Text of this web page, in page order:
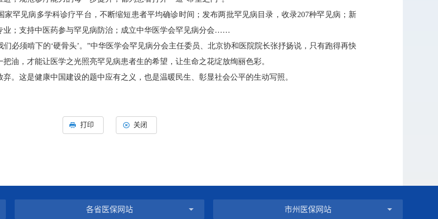
见病多学科诊疗平台，不断缩短患者平均确诊时间；发布两批罕见病目录，收录207种罕见病；新
业；支持中医药参与罕见病防治；成立中华医学会罕见病分会……
须啃下的‘硬骨头’。”中华医学会罕见病分会主任委员、北京协和医院院长张抒扬说，只有跑得再快
油，才能让医学之光照亮罕见病患者生的希望，让生命之花绽放绚丽色彩。
这是健康中国建设的题中应有之义，也是温暖民生、彰显社会公平的生动写照。
打印 关闭
各省医保网站 市州医保网站